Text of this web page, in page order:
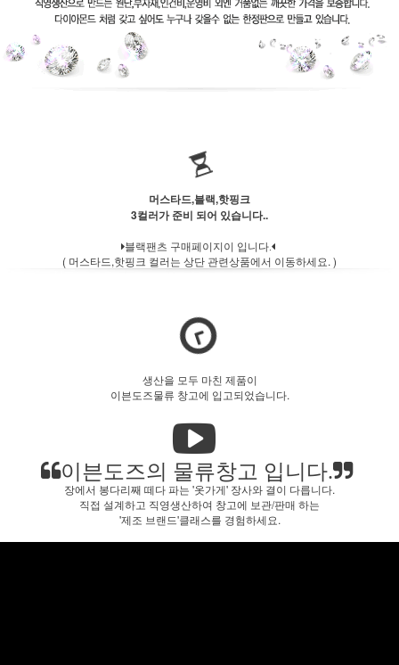
머스타드,블랙,핫핑크
3컬러가 준비 되어 있습니다..
블랙팬츠 구매페이지이 입니다.
( 머스타드,핫핑크 컬러는 상단 관련상품에서 이동하세요. )
생산을 모두 마친 제품이
이븐도즈물류 창고에 입고되었습니다.
이븐도즈의 물류창고 입니다.
장에서 봉다리째 떼다 파는 '옷가게' 장사와 결이 다릅니다.
직접 설계하고 직영생산하여 창고에 보관/판매 하는
'제조 브랜드'클래스를 경험하세요.